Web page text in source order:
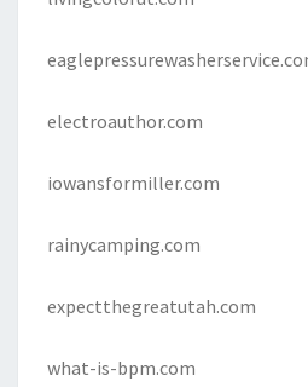
electroauthor.com
iowansformiller.com
rainycamping.com
expectthegreatutah.com
what-is-bpm.com